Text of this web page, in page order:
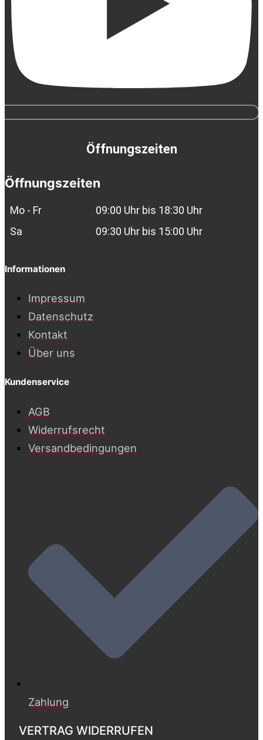
Öffnungszeiten
Öffnungszeiten
Mo - Fr
09:00 Uhr bis 18:30 Uhr
Sa
09:30 Uhr bis 15:00 Uhr
Informationen
Impressum
Datenschutz
Kontakt
Über uns
Kundenservice
AGB
Widerrufsrecht
Versandbedingungen
Zahlung
VERTRAG WIDERRUFEN